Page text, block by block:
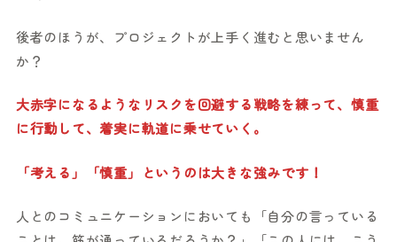
後者のほうが、プロジェクトが上手く進むと思いません
か？
大赤字になるようなリスクを回避する戦略を練って、慎重
に行動して、着実に軌道に乗せていく。
「考える」「慎重」というのは大きな強みです！
人とのコミュニケーションにおいても「自分の言っている